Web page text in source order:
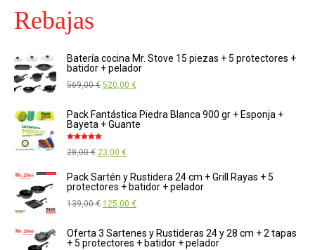
Rebajas
Batería cocina Mr. Stove 15 piezas + 5 protectores +
batidor + pelador
569,00€ El
original
569,00 €.
520,00 €El
actual
Pack Fantástica Piedra Blanca 900 gr + Esponja +
Bayeta + Guante
con5.00de
28,00€ El
original
era:
23,00 €El
actual
es:
Pack Sartén y Rustidera 24 cm + Grill Rayas + 5
protectores + batidor + pelador
139,00€ El
original
125,00 €El
actual
Oferta 3 Sartenes y Rustideras 24 y 28 cm + 2 tapas
+ 5 protectores + batidor + pelador